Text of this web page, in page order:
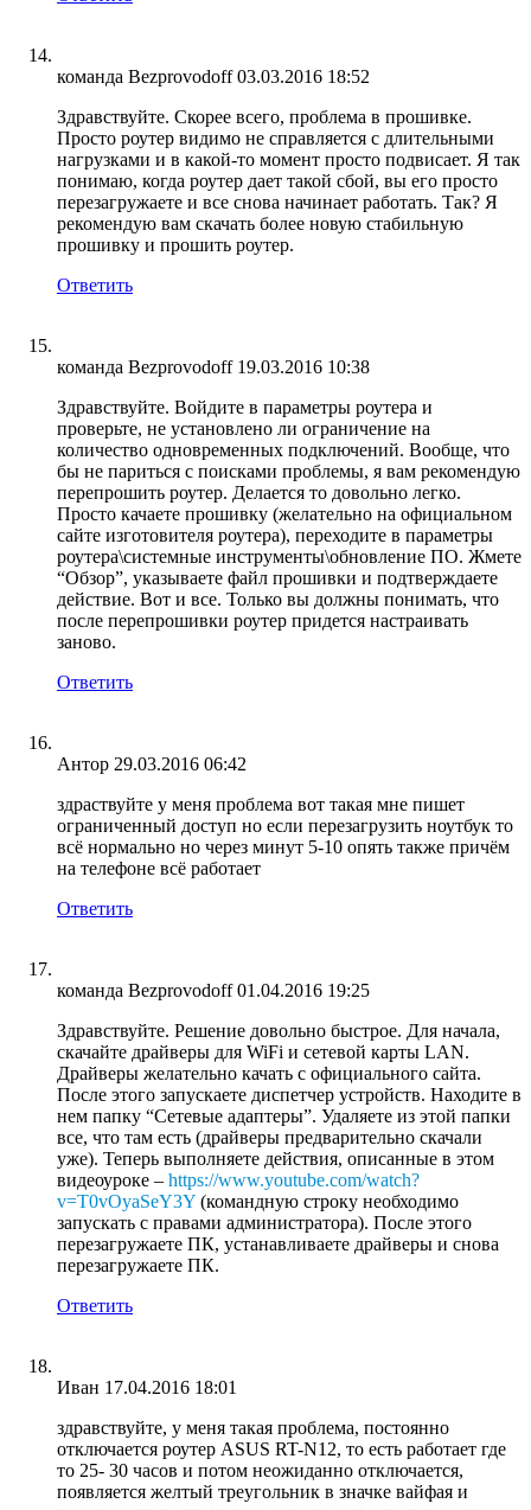
команда Bezprovodoff 03.03.2016 18:52
Здравствуйте. Скорее всего, проблема в прошивке.
Просто роутер видимо не справляется с длительными
нагрузками и в какой-то момент просто подвисает. Я так
понимаю, когда роутер дает такой сбой, вы его просто
перезагружаете и все снова начинает работать. Так? Я
рекомендую вам скачать более новую стабильную
прошивку и прошить роутер.
Ответить
команда Bezprovodoff 19.03.2016 10:38
Здравствуйте. Войдите в параметры роутера и
проверьте, не установлено ли ограничение на
количество одновременных подключений. Вообще, что
бы не париться с поисками проблемы, я вам рекомендую
перепрошить роутер. Делается то довольно легко.
Просто качаете прошивку (желательно на официальном
сайте изготовителя роутера), переходите в параметры
роутера\системные инструменты\обновление ПО. Жмете
“Обзор”, указываете файл прошивки и подтверждаете
действие. Вот и все. Только вы должны понимать, что
после перепрошивки роутер придется настраивать
заново.
Ответить
Антор 29.03.2016 06:42
здраствуйте у меня проблема вот такая мне пишет
ограниченный доступ но если перезагрузить ноутбук то
всё нормально но через минут 5-10 опять также причём
на телефоне всё работает
Ответить
команда Bezprovodoff 01.04.2016 19:25
Здравствуйте. Решение довольно быстрое. Для начала,
скачайте драйверы для WiFi и сетевой карты LAN.
Драйверы желательно качать с официального сайта.
После этого запускаете диспетчер устройств. Находите в
нем папку “Сетевые адаптеры”. Удаляете из этой папки
все, что там есть (драйверы предварительно скачали
уже). Теперь выполняете действия, описанные в этом
видеоуроке – https://www.youtube.com/watch?
v=T0vOyaSeY3Y (командную строку необходимо
запускать с правами администратора). После этого
перезагружаете ПК, устанавливаете драйверы и снова
перезагружаете ПК.
Ответить
Иван 17.04.2016 18:01
здравствуйте, у меня такая проблема, постоянно
отключается роутер ASUS RT-N12, то есть работает где
то 25- 30 часов и потом неожиданно отключается,
появляется желтый треугольник в значке вайфая и